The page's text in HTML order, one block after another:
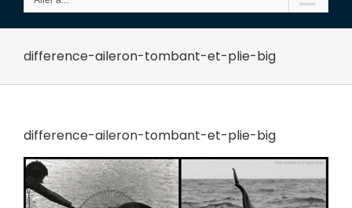
difference-aileron-tombant-et-plie-big
difference-aileron-tombant-et-plie-big